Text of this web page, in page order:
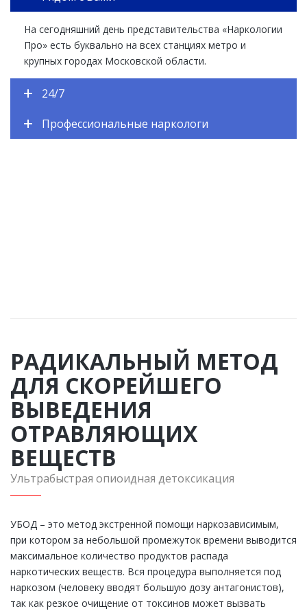
На сегодняшний день представительства «Наркологии
Про» есть буквально на всех станциях метро и
крупных городах Московской области.
24/7
Профессиональные наркологи
РАДИКАЛЬНЫЙ МЕТОД
ДЛЯ СКОРЕЙШЕГО
ВЫВЕДЕНИЯ
ОТРАВЛЯЮЩИХ
ВЕЩЕСТВ
Ультрабыстрая опиоидная детоксикация
УБОД – это метод экстренной помощи наркозависимым,
при котором за небольшой промежуток времени выводится
максимальное количество продуктов распада
наркотических веществ. Вся процедура выполняется под
наркозом (человеку вводят большую дозу антагонистов),
так как резкое очищение от токсинов может вызвать